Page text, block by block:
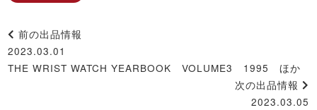
前の出品情報
2023.03.01
THE WRIST WATCH YEARBOOK VOLUME3 1995 ほか
次の出品情報
2023.03.05